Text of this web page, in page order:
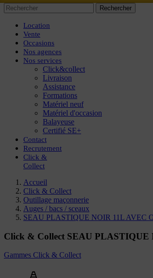
Rechercher
Location
Vente
Occasions
Nos agences
Nos services
Click&collect
Livraison
Assistance
Formations
Matériel neuf
Matériel d'occasion
Balayeuse
Certifié SE+
Contact
Recrutement
Click &
Collect
Accueil
Click & Collect
Outillage maçonnerie
Auges / bacs / sceaux
SEAU PLASTIQUE NOIR 11L AVEC
Click & Collect SEAU
Gammes Click & Collect